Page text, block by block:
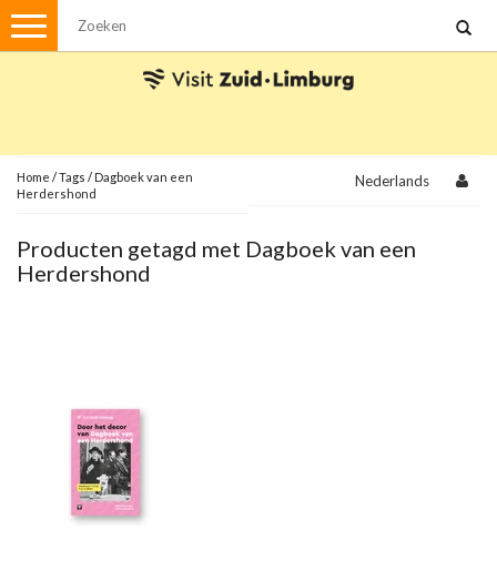
Menu
Met de auto
Brochures en kaarten
Streekpakketten
Kerstpakketten
Ansichtkaarten
Home /Tags / Dagboek van een
Herdershond
Nederlands
Producten getagd met Dagboek van een
Herdershond